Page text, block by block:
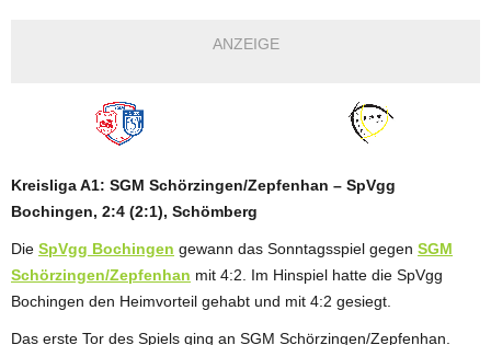
ANZEIGE
Kreisliga A1: SGM Schörzingen/Zepfenhan – SpVgg
Bochingen, 2:4 (2:1), Schömberg
Die SpVgg Bochingen gewann das Sonntagsspiel gegen SGM
Schörzingen/Zepfenhan mit 4:2. Im Hinspiel hatte die SpVgg
Bochingen den Heimvorteil gehabt und mit 4:2 gesiegt.
Das erste Tor des Spiels ging an SGM Schörzingen/Zepfenhan.